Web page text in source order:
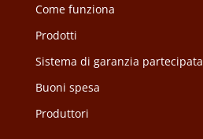
Come funziona
Prodotti
Sistema di garanzia partecipata
Buoni spesa
Produttori